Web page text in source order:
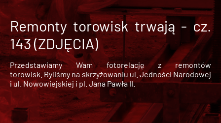
Remonty torowisk trwają - cz.
143 (ZDJĘCIA)
Przedstawiamy Wam fotorelację z remontów
torowisk. Byliśmy na skrzyżowaniu ul. Jedności Narodowej
i ul. Nowowiejskiej i pl. Jana Pawła II.